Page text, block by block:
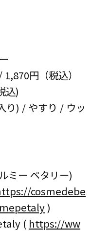
円（税込）
込)
り) / やすり / ウッ
ミー ペタリー)
cosmedebe
)
( https://ww